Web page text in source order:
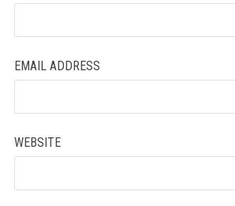
EMAIL ADDRESS
WEBSITE